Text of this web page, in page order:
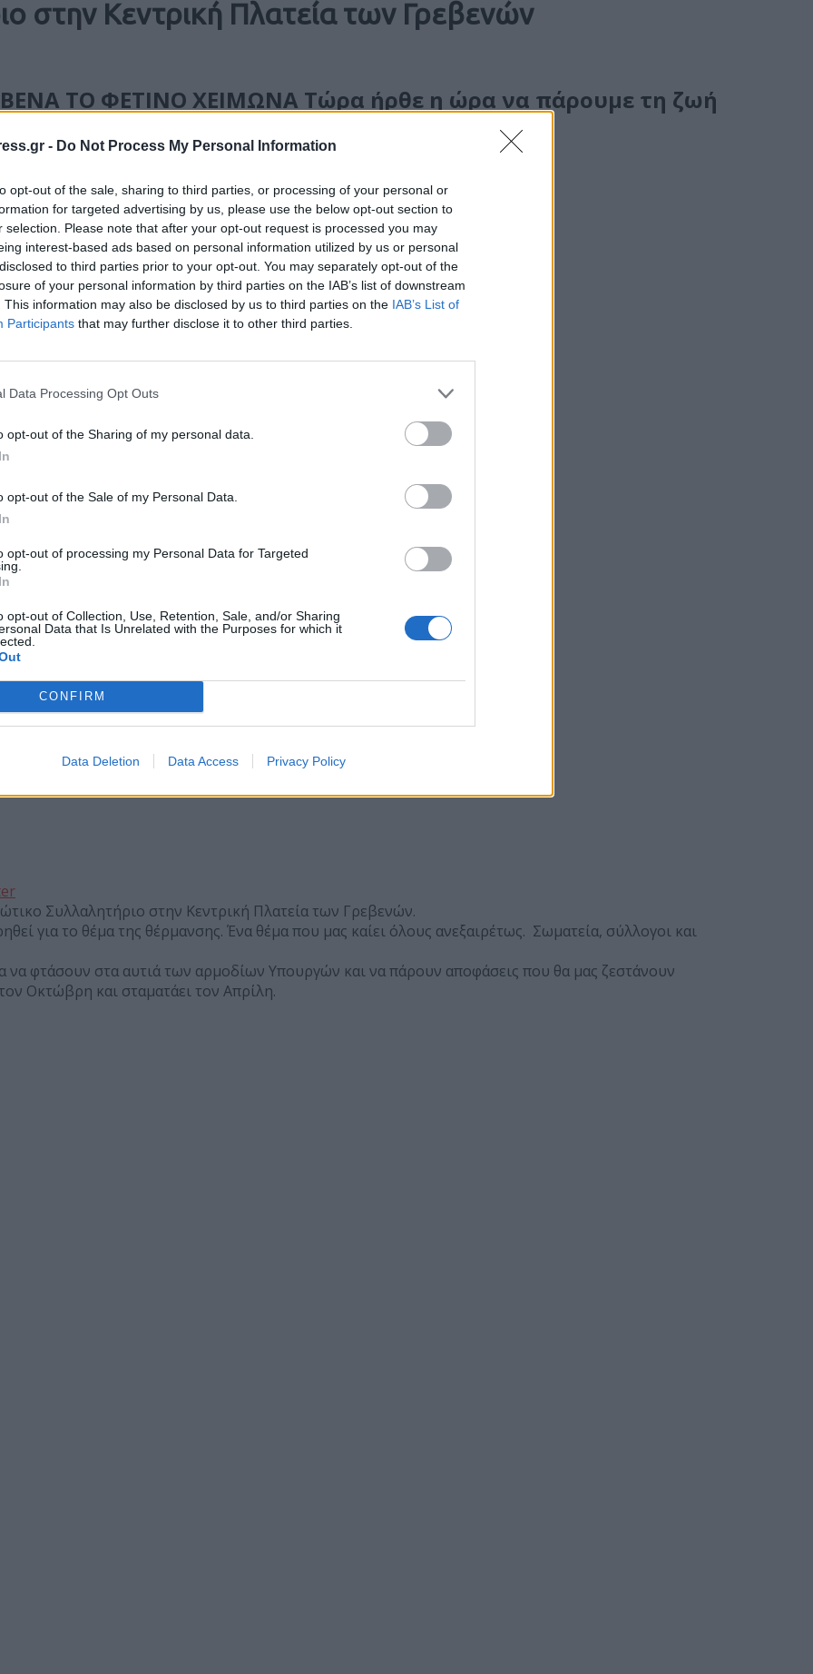
- Do Not Process My Personal Information
opt-out of the sale, sharing to third parties, or processing of your personal or
for targeted advertising by us, please use the below opt-out section to
selection. Please note that after your opt-out request is processed you may
interest-based ads based on personal information utilized by us or personal
to third parties prior to your opt-out. You may separately opt-out of the
of your personal information by third parties on the IAB’s list of downstream
This information may also be disclosed by us to third parties on the IAB’s List of
Participants that may further disclose it to other third parties.
Data Processing Opt Outs
opt-out of the Sharing of my personal data.
opt-out of the Sale of my Personal Data.
opt-out of processing my Personal Data for Targeted
opt-out of Collection, Use, Retention, Sale, and/or Sharing
Data that Is Unrelated with the Purposes for which it
CONFIRM
Data Deletion Data Access Privacy Policy
στην Κεντρική Πλατεία των Γρεβενών
ΤΟ ΦΕΤΙΝΟ ΧΕΙΜΩΝΑ Τώρα ήρθε η ώρα να πάρουμε τη ζωή
Συλλαλητήριο στην Κεντρική Πλατεία των Γρεβενών.
για το θέμα της θέρμανσης. Ένα θέμα που μας καίει όλους ανεξαιρέτως. Σωματεία, σύλλογοι και
φτάσουν στα αυτιά των αρμοδίων Υπουργών και να πάρουν αποφάσεις που θα μας ζεστάνουν
Οκτώβρη και σταματάει τον Απρίλη.